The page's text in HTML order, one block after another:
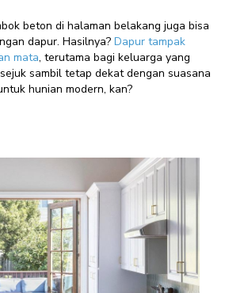
beton di halaman belakang juga bisa
dapur. Hasilnya? Dapur tampak
mata, terutama bagi keluarga yang
sambil tetap dekat dengan suasana
hunian modern, kan?